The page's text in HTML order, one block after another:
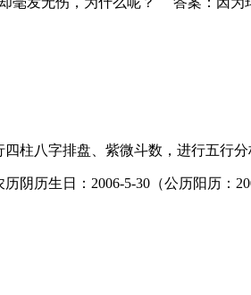
柱八字排盘、紫微斗数，进行五行
阴历生日：2006-5-30（公历阳历：